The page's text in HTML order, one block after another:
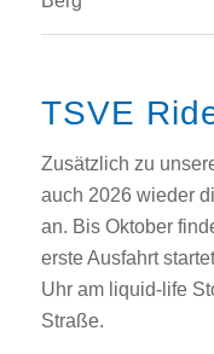
TSVE
Zusätzlich zu
auch 2026 wieder
an. Bis Oktober
erste Ausfahrt
Uhr am liquid-life
Straße.